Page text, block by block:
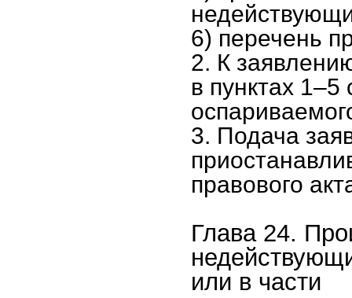
6) перечень
2. К
в пунктах 1–5
3. Подача
правового
Глава 24.
или в части